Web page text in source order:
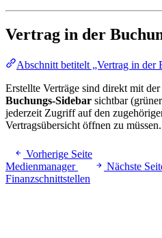
Vertrag in der
Abschnitt betitelt „Vertrag in der
Erstellte Verträge sind direkt mit
Buchungs-Sidebar sichtbar
jederzeit Zugriff auf den
Vertragsübersicht öffnen zu müssen.
Vorherige Seite
Medienmanager
Nächste
Finanzschnittstellen